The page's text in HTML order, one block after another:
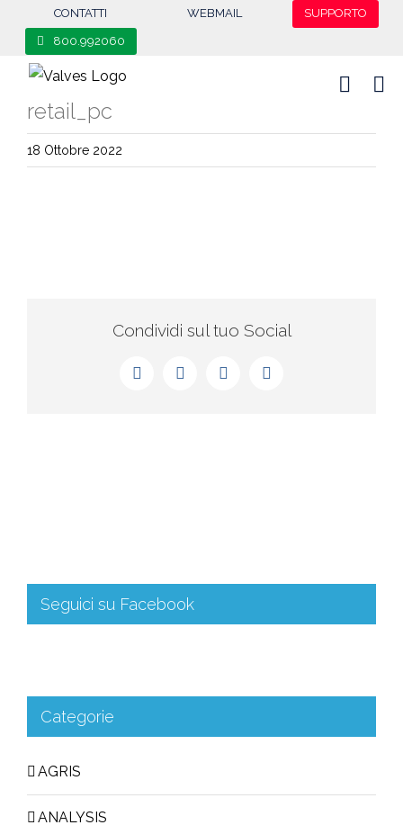
CONTATTI WEBMAIL SUPPORTO
800.992060
retail_pc
18 Ottobre 2022
Condividi sul tuo Social
Seguici su Facebook
Categorie
AGRIS
ANALYSIS